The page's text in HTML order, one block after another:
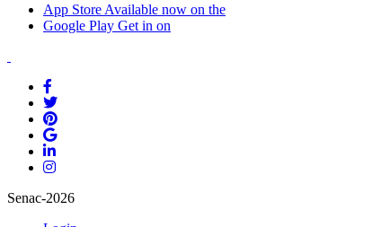
App Store Available now on the
Google Play Get in on
Senac-2026